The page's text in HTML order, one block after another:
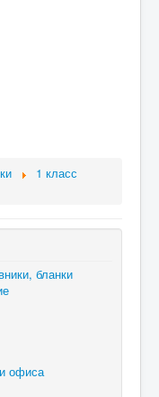
1 класс
бланки
офиса